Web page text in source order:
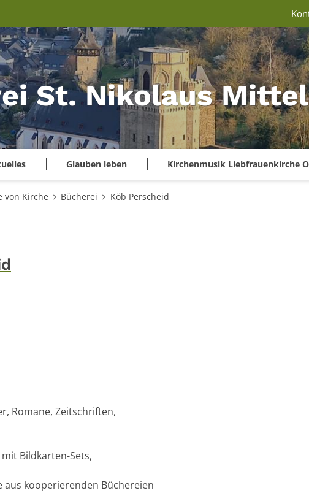
St. Nikolaus
Glauben leben Kirchenmusik Liebfrauenkirche
von Kirche Bücherei Köb Perscheid
Romane, Zeitschriften,
Bildkarten-Sets,
kooperierenden Büchereien